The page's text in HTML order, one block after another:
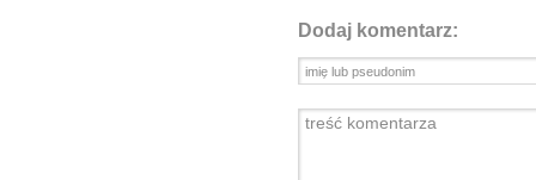
Dodaj komentarz: